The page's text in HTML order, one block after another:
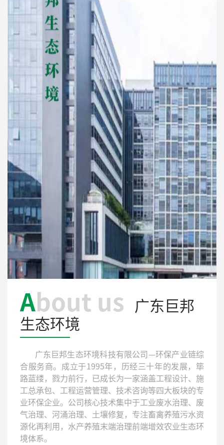
About us 广东巨邦
生态环境
广东巨邦生态环境科技有限公司—环保产业链综
合服务商。成立于1995年，历经三十年的发展，筚
路蓝缕，戮力前行，已成长为一家涵盖工程设计、施
工总承包、工程运营管理、技术咨询等四大板块的专
业环保企业。公司核心技术集中于工业废水治理、废
气治理、河涌治理、土壤修复，专注畜禽养殖污水资
源化再利用，水产养殖末端治理前端增效农业生态环
境体系。